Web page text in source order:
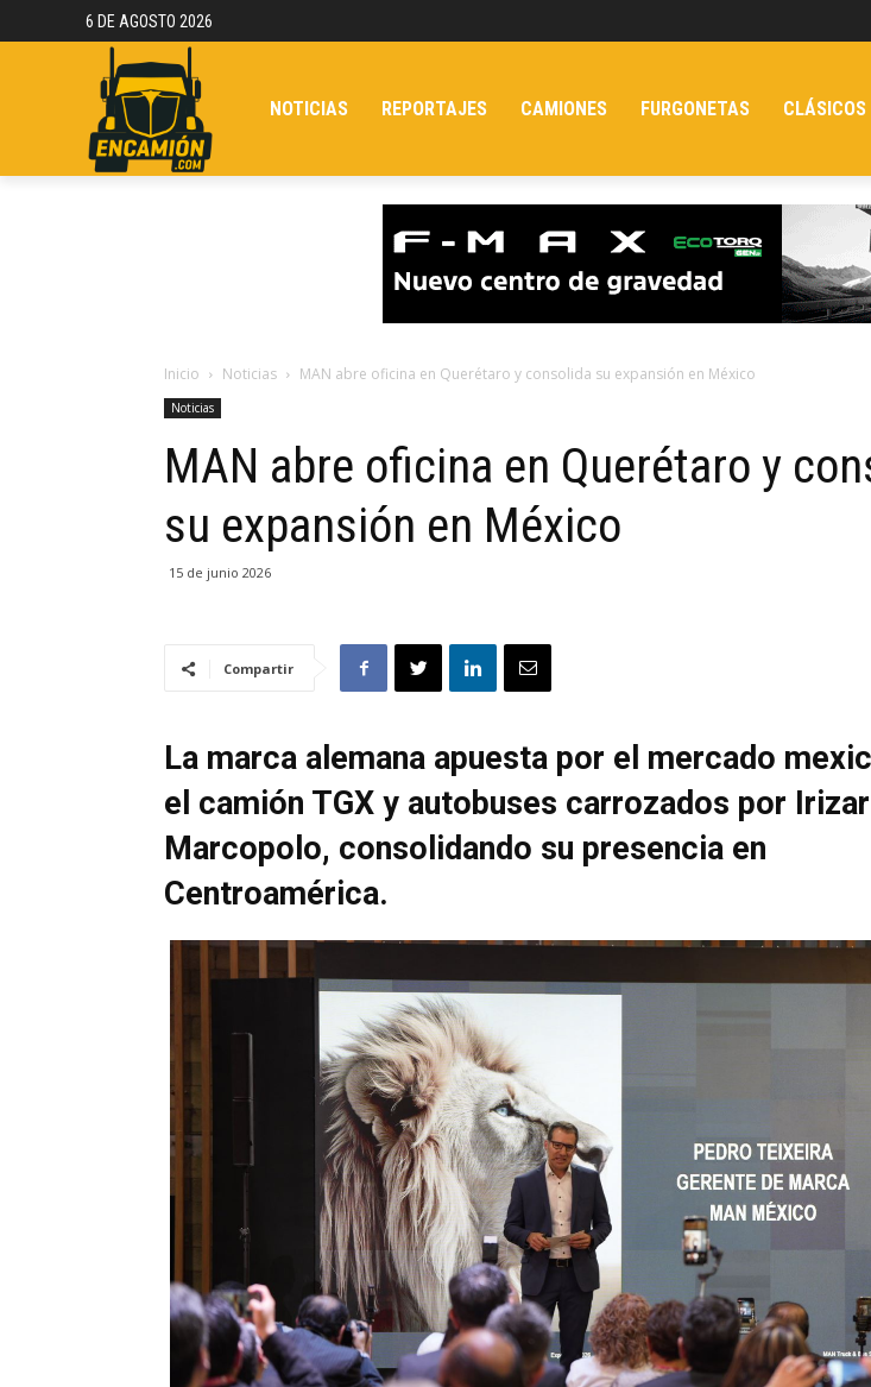
6 DE AGOSTO 2026
NOTICIAS REPORTAJES CAMIONES FURGONETAS CLÁSICOS
Inicio Noticias MAN abre oficina en Querétaro y consolida su expansión en México
Noticias
MAN abre oficina en Querétaro y
su expansión en México
15 de junio 2026
Compartir
La marca alemana apuesta por el mercado
el camión TGX y autobuses carrozados por
Marcopolo, consolidando su presencia en
Centroamérica.